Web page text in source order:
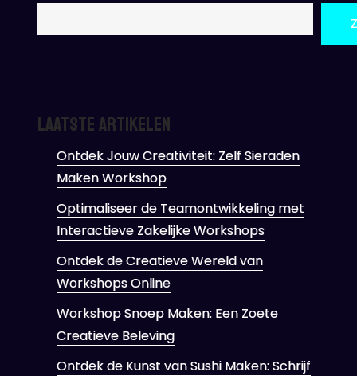
Laatste artikelen
Ontdek Jouw Creativiteit: Zelf Sieraden
Maken Workshop
Optimaliseer de Teamontwikkeling met
Interactieve Zakelijke Workshops
Ontdek de Creatieve Wereld van
Workshops Online
Workshop Snoep Maken: Een Zoete
Creatieve Beleving
Ontdek de Kunst van Sushi Maken: Schrijf